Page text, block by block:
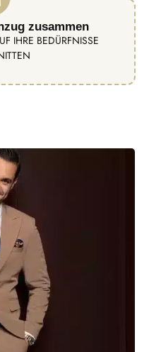
zusammen
IHRE BEDÜRFNISSE